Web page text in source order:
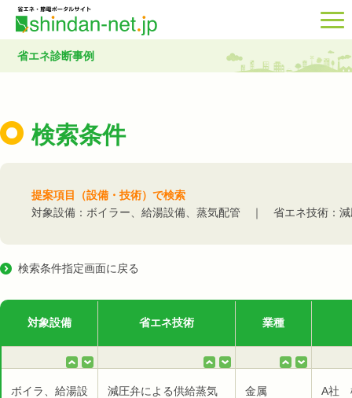
省エネ診断事例
検索条件
提案項目（設備・技術）で検索
対象設備：ボイラー、給湯設備、蒸気配管 ｜ 省エネ技術：減
検索条件指定画面に戻る
対象設備 省エネ技術 業種
ボイラ、給湯設
減圧弁による供給蒸気
金属 A社